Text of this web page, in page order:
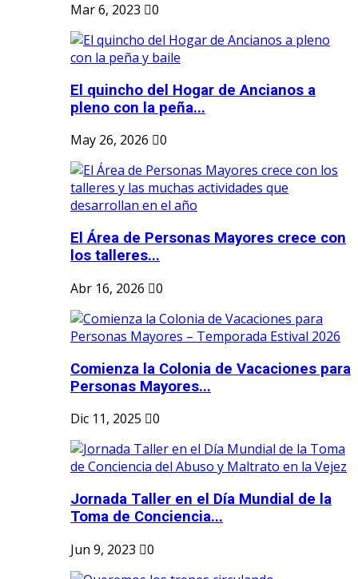
Mar 6, 2023
0
El quincho del Hogar de Ancianos a
pleno con la peña...
May 26, 2026
0
El Área de Personas Mayores crece con
los talleres...
Abr 16, 2026
0
Comienza la Colonia de Vacaciones para
Personas Mayores...
Dic 11, 2025
0
Jornada Taller en el Día Mundial de la
Toma de Conciencia...
Jun 9, 2023
0